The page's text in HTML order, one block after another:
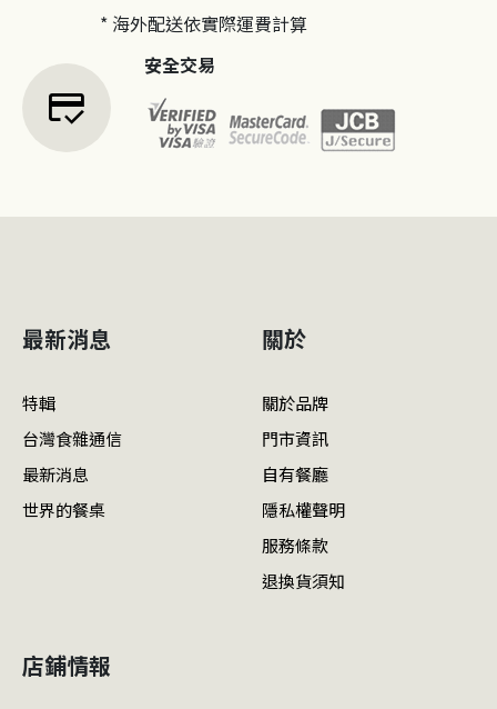
* 海外配送依實際運費計算
credit_score
安全交易
最新消息
特輯
台灣食雜通信
最新消息
世界的餐桌
關於
關於品牌
門市資訊
自有餐廳
隱私權聲明
服務條款
退換貨須知
店鋪情報